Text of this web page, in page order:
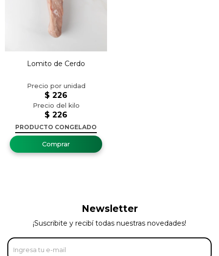
Lomito de Cerdo
$ 226
$ 226
PRODUCTO CONGELADO
Newsletter
¡Suscribite y recibí todas nuestras novedades!